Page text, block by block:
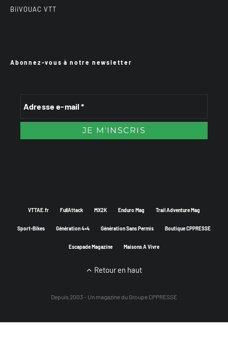
BiiVOUAC VTT
Abonnez-vous à notre newsletter
VTTAE.fr FullAttack MX2K Enduro Mag Trail Adventure Mag
Sport-Bikes Génération 4×4 Génération Sans Permis Boutique CPPRESSE
Escapade Magazine Maisons A Vivre
Retour en haut
Depuis 2003 - Un magazine du Groupe CPPRESSE